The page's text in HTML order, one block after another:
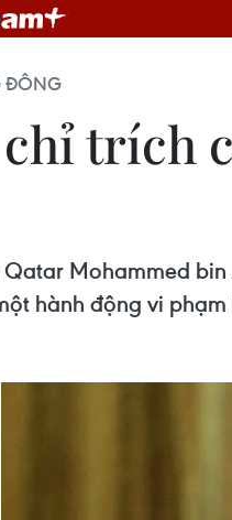
ĐÔNG
trích
Mohammed
hành động vi phạm